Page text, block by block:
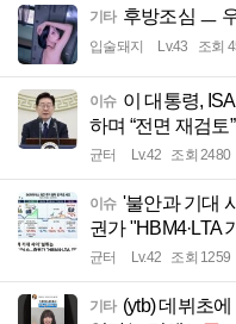
기타 후방조심 ㅡ
입술돼지 Lv.43 조회
이슈 이 대통령,
하며 “전면 재검토”
균터 Lv.42 조회 2480
이슈 '불안과 기대
권가 "HBM4·LTA
균터 Lv.42 조회 1259
기타 (ytb) 데뷔초